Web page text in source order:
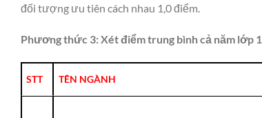
đối tượng ưu tiên cách nhau 1,0 điểm.
Phương thức 3: Xét điểm trung bình cả năm lớp
STT TÊN NGÀNH